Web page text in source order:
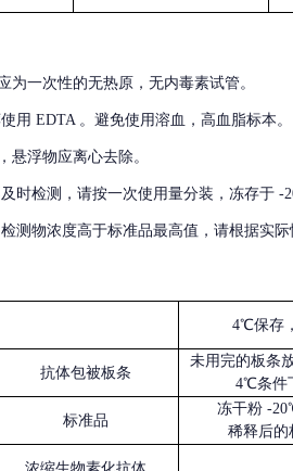
为一次性的无热原，无内毒素试管。
用 EDTA 。避免使用溶血，高血脂标本。
悬浮物应离心去除。
时检测，请按一次使用量分装，冻存于 -
测物浓度高于标准品最高值，请根据实际
4℃保存
抗体包被板条
未用完的板条
4℃条件
标准品
冻干粉 -
稀释后的